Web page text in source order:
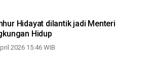
Hidayat dilantik jadi Menteri
Hidup
2026 15:46 WIB